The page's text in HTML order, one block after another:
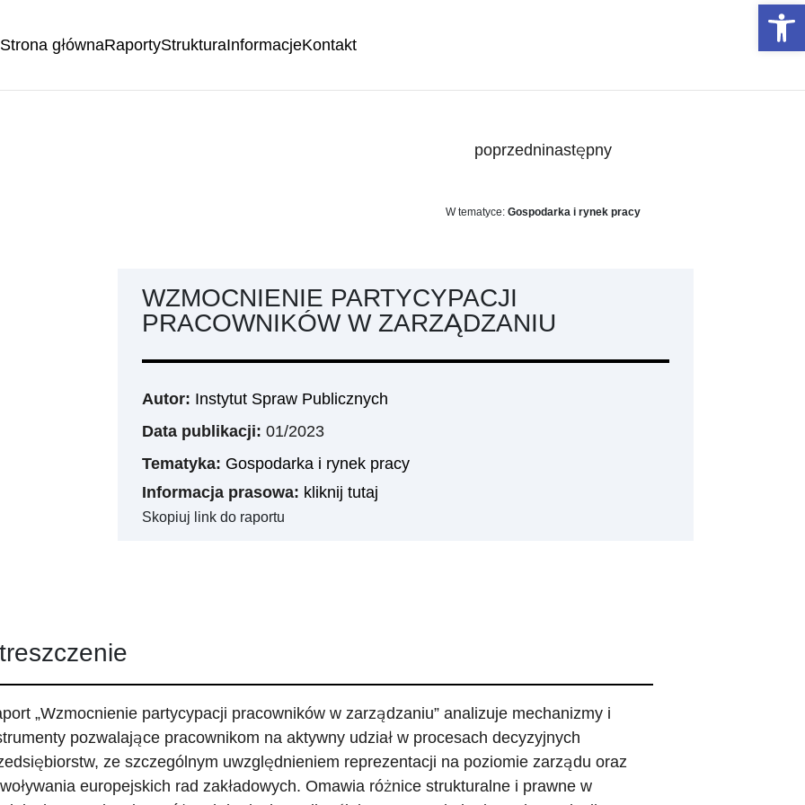
Strona głównaRaportyStrukturaInformacjeKontakt
poprzedninastępny
W tematyce: Gospodarka i rynek pracy
WZMOCNIENIE PARTYCYPACJI
PRACOWNIKÓW W ZARZĄDZANIU
Autor: Instytut Spraw Publicznych
Data publikacji: 01/2023
Tematyka: Gospodarka i rynek pracy
Informacja prasowa: kliknij tutaj
Skopiuj link do raportu
„Wzmocnienie partycypacji pracowników w zarządzaniu” analizuje mechanizmy i
pozwalające pracownikom na aktywny udział w procesach decyzyjnych
ze szczególnym uwzględnieniem reprezentacji na poziomie zarządu oraz
europejskich rad zakładowych. Omawia różnice strukturalne i prawne w